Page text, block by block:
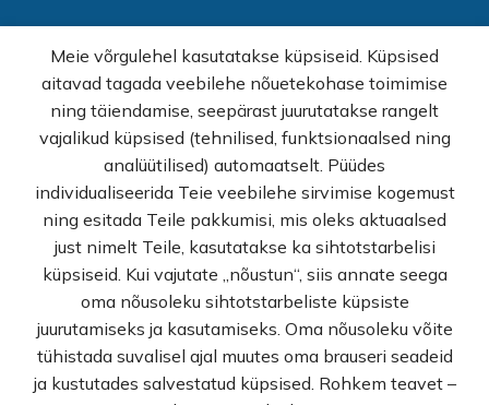
E-pood
Kampaaniad
Hulgimüük
Ostuabi
Müügitingimused
Privaatsuspoliitika
Kontakt
© Rekvi.ee
Created by - Webber OU
Meie võrgulehel kasutatakse küpsiseid. Küpsised
aitavad tagada veebilehe nõuetekohase toimimise
ning täiendamise, seepärast juurutatakse rangelt
vajalikud küpsised (tehnilised, funktsionaalsed ning
analüütilised) automaatselt. Püüdes
individualiseerida Teie veebilehe sirvimise kogemust
ning esitada Teile pakkumisi, mis oleks aktuaalsed
just nimelt Teile, kasutatakse ka sihtotstarbelisi
küpsiseid. Kui vajutate „nõustun“, siis annate seega
oma nõusoleku sihtotstarbeliste küpsiste
juurutamiseks ja kasutamiseks. Oma nõusoleku võite
tühistada suvalisel ajal muutes oma brauseri seadeid
ja kustutades salvestatud küpsised. Rohkem teavet –